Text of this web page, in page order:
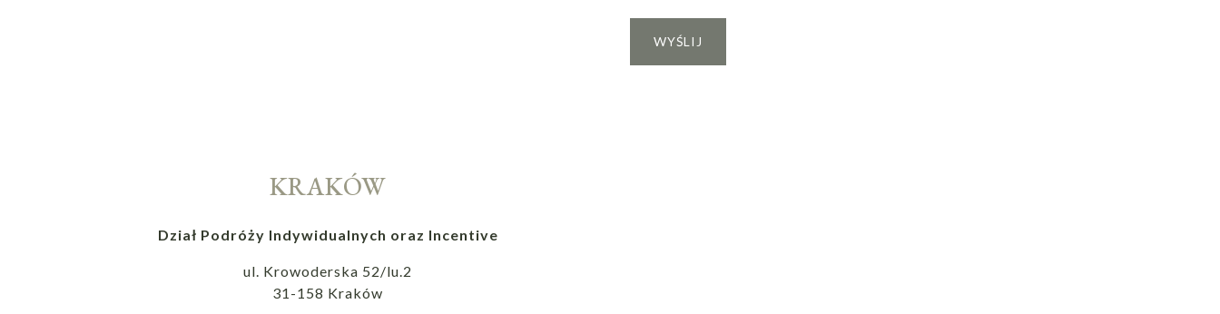
KRAKÓW
Dział Podróży Indywidualnych oraz Incentive
ul. Krowoderska 52/lu.2
31-158 Kraków